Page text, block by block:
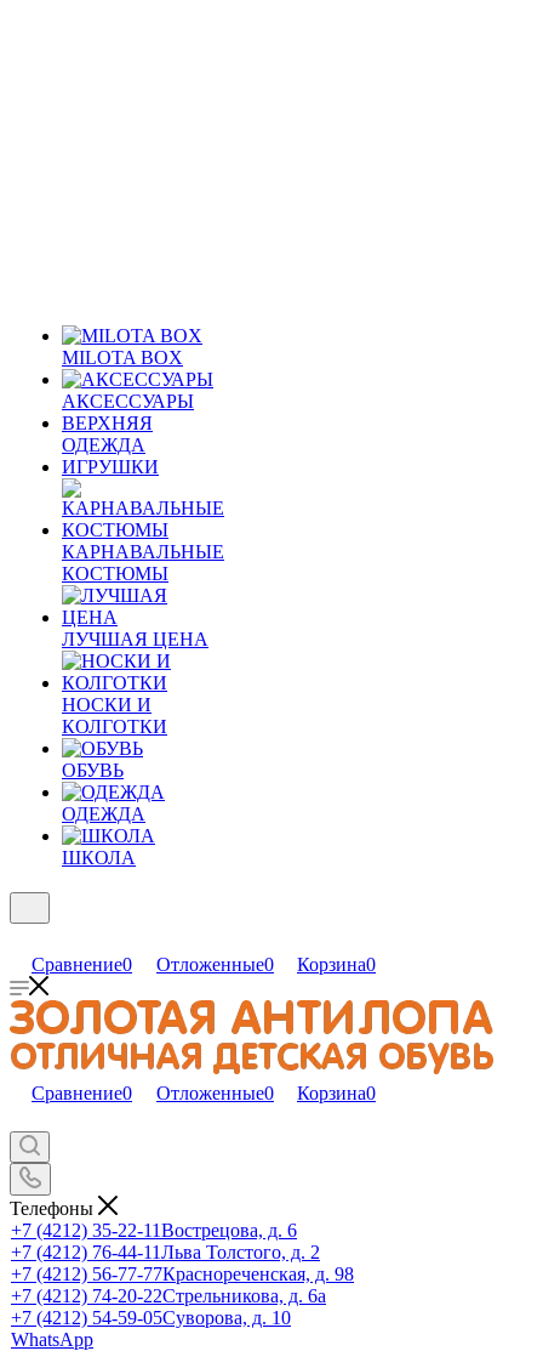
MILOTA BOX
АКСЕССУАРЫ
ВЕРХНЯЯ
ОДЕЖДА
ИГРУШКИ
КАРНАВАЛЬНЫЕ
КОСТЮМЫ
ЛУЧШАЯ ЦЕНА
НОСКИ И
КОЛГОТКИ
ОБУВЬ
ОДЕЖДА
ШКОЛА
Сравнение0 Отложенные0 Корзина0
Сравнение0 Отложенные0 Корзина0
Телефоны
+7 (4212) 35-22-11Вострецова, д. 6
+7 (4212) 76-44-11Льва Толстого, д. 2
+7 (4212) 56-77-77Краснореченская, д. 98
+7 (4212) 74-20-22Стрельникова, д. 6а
+7 (4212) 54-59-05Суворова, д. 10
WhatsApp